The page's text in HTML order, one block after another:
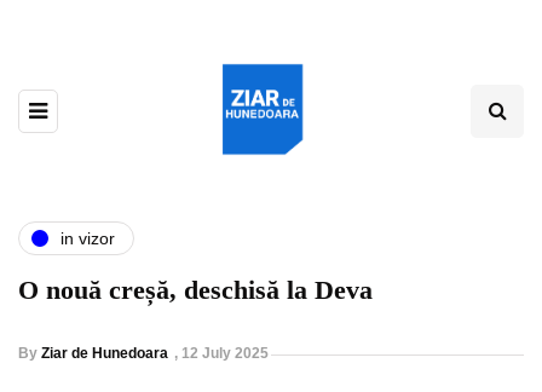
in vizor
O nouă creșă, deschisă la Deva
By Ziar de Hunedoara , 12 July 2025